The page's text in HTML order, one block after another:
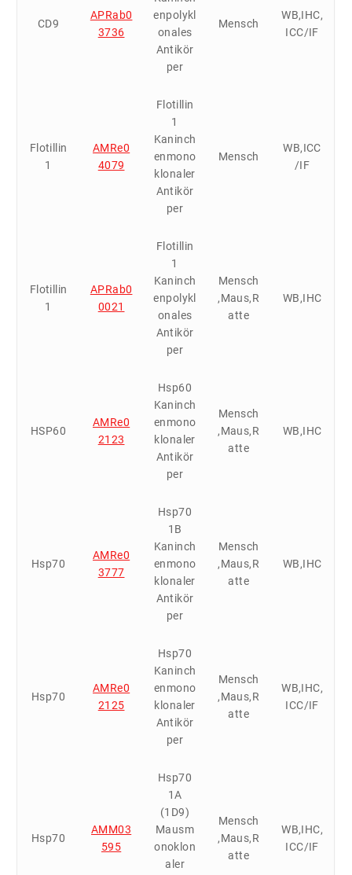
CD9
APRab0
3736
enpolykl
onales
Antikör
per
Mensch
WB,IHC,
ICC/IF
Flotillin
1
AMRe0
4079
Flotillin
1
Kaninch
enmono
klonaler
Antikör
per
Mensch
WB,ICC
/IF
Flotillin
1
APRab0
0021
Flotillin
1
Kaninch
enpolykl
onales
Antikör
per
Mensch
,Maus,R
atte
WB,IHC
HSP60
AMRe0
2123
Hsp60
Kaninch
enmono
klonaler
Antikör
per
Mensch
,Maus,R
atte
WB,IHC
Hsp70
AMRe0
3777
Hsp70
1B
Kaninch
enmono
klonaler
Antikör
per
Mensch
,Maus,R
atte
WB,IHC
Hsp70
AMRe0
2125
Hsp70
Kaninch
enmono
klonaler
Antikör
per
Mensch
,Maus,R
atte
WB,IHC,
ICC/IF
Hsp70
AMM03
595
Hsp70
1A
(1D9)
Mausm
onoklon
aler
Mensch
,Maus,R
atte
WB,IHC,
ICC/IF